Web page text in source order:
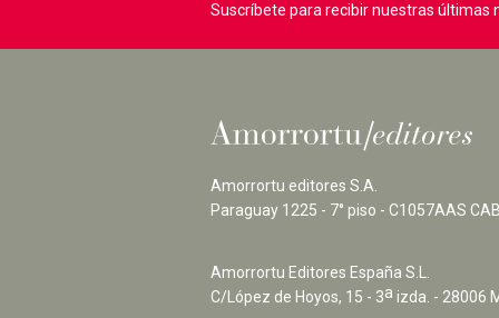
Suscríbete para recibir nuestras últimas
Amorrortu editores S.A.
Paraguay 1225 - 7° piso - C1057AAS
Amorrortu Editores España S.L.
C/López de Hoyos, 15 - 3a izda. - 28006